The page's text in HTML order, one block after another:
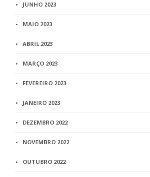
JUNHO 2023
MAIO 2023
ABRIL 2023
MARÇO 2023
FEVEREIRO 2023
JANEIRO 2023
DEZEMBRO 2022
NOVEMBRO 2022
OUTUBRO 2022